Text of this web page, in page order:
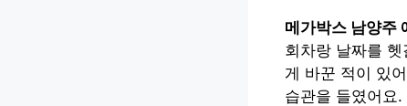
메가박스 남양주
회차랑 날짜를
게 바꾼 적이 있
습관을 들였어요